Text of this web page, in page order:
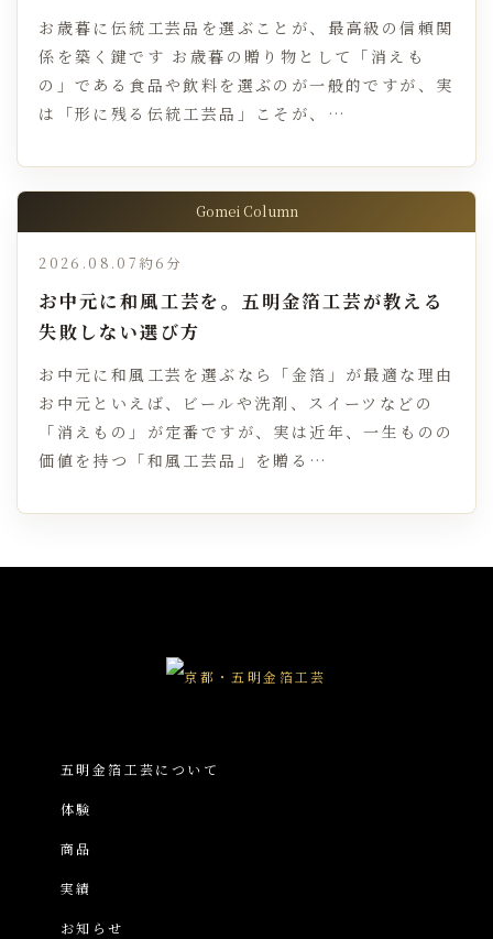
お歳暮に伝統工芸品を選ぶことが、最高級の信頼関
係を築く鍵です お歳暮の贈り物として「消えも
の」である食品や飲料を選ぶのが一般的ですが、実
は「形に残る伝統工芸品」こそが、…
Gomei Column
2026.08.07 約6分
お中元に和風工芸を。五明金箔工芸が教える
失敗しない選び方
お中元に和風工芸を選ぶなら「金箔」が最適な理由
お中元といえば、ビールや洗剤、スイーツなどの
「消えもの」が定番ですが、実は近年、一生ものの
価値を持つ「和風工芸品」を贈る…
五明金箔工芸について
体験
商品
実績
お知らせ